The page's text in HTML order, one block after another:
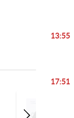
13:55
17:51